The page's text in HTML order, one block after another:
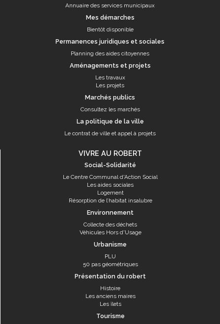
Annuaire des services municipaux
Mes démarches
Bientôt disponible
Permanences juridiques et sociales
Planning des aides citoyennes
Aménagements et projets
Les travaux
Les projets
Marchés publics
Consultez les marchés
La politique de la ville
Le contrat de ville et appel à projets
VIVRE AU ROBERT
Social-Solidarité
Le Centre Communal d'Action Social
Les aides sociales
Logement
Résorption de l’habitat insalubre
Environnement
Collecte des déchets
Véhicules Hors d'Usage
Urbanisme
PLU
50 pas géométriques
Présentation du robert
Histoire
Les anciens maires
Les îlets
Tourisme